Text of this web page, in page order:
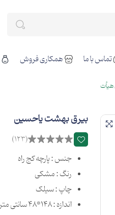
تماس با ما همکاری فروش
هیأت
بیرق بهشت یاحسین
(123)
جنس : پارچه کج راه
رنگ : مشکی
چاپ : سیلک
اندازه : 148*48 سانتی متر